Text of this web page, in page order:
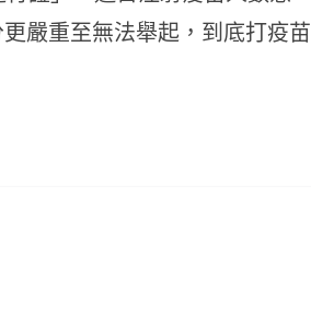
嚴重至無法舉起，到底打疫苗